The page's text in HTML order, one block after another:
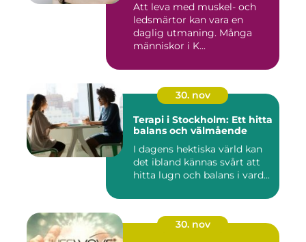
Att leva med muskel- och
ledsmärtor kan vara en
daglig utmaning. Många
människor i K...
30. nov
Terapi i Stockholm: Ett hitta
balans och välmående
I dagens hektiska värld kan
det ibland kännas svårt att
hitta lugn och balans i vard...
30. nov